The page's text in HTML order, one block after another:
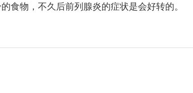
食物，不久后前列腺炎的症状是会好转的。